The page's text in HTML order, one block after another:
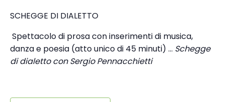
SCHEGGE DI DIALETTO
Spettacolo di prosa con inserimenti di musica,
danza e poesia (atto unico di 45 minuti) … Schegge
di dialetto con Sergio Pennacchietti